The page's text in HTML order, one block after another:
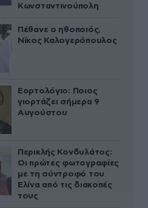
Κωνσταντινούπολη
Πέθανε ο ηθοποιός,
Νίκος Καλογερόπουλος
Εορτολόγιο: Ποιος
γιορτάζει σήμερα 9
Αυγούστου
Περικλής Κονδυλάτος:
Οι πρώτες φωτογραφίες
με τη σύντροφό του
Ελίνα από τις διακοπές
τους